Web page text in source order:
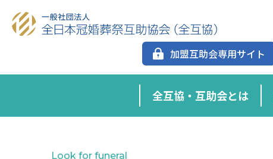
加盟互助会専用サイト
全互協・互助会とは
Look for funeral